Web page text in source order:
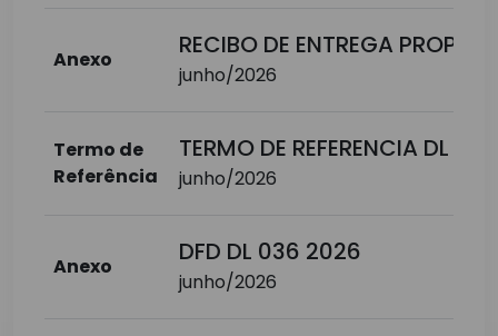
Anexo RECIBO DE ENTREGA
junho/2026
Termo de
Referência
TERMO DE REFERENCIA DL
junho/2026
Anexo DFD DL 036 2026
junho/2026